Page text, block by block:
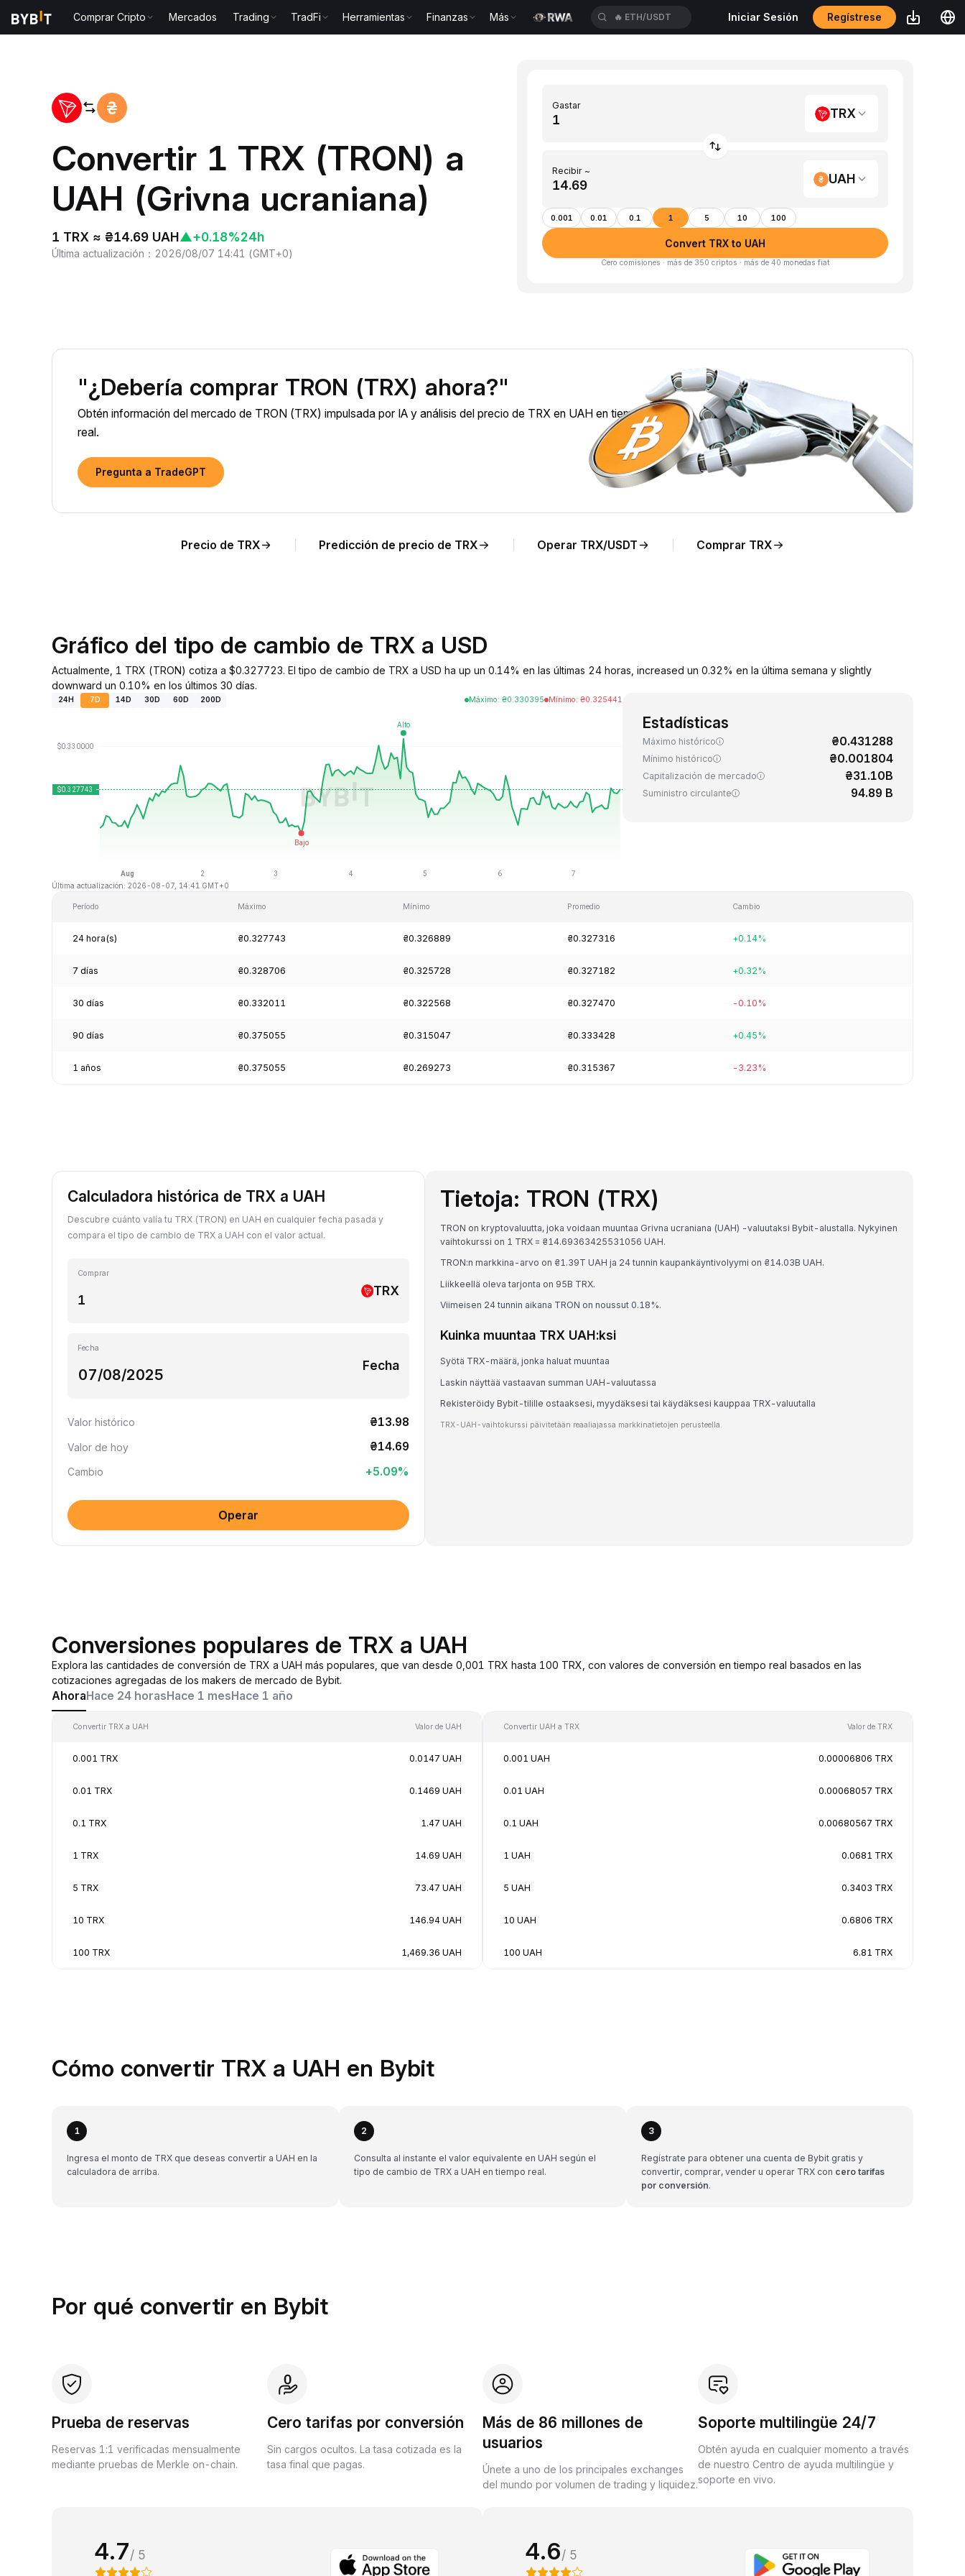
Comprar Cripto Mercados Trading TradFi Herramientas Finanzas Más 🔥 ETH/USDT Iniciar Sesión Regístrese
Convertir 1 TRX (TRON) a
UAH (Grivna ucraniana)
1 TRX ≈ ₴14.69 UAH▲+0.18%24h
Última actualización ： 2026/08/07 14:41 (GMT+0)
Gastar
TRX
Recibir ~
UAH
0.001 0.01 0.1 1 5 10 100
Convert TRX to UAH
Cero comisiones · más de 350 criptos · más de 40 monedas fiat
"¿Debería comprar TRON (TRX) ahora?"
Obtén información del mercado de TRON (TRX) impulsada por IA y análisis del precio de TRX en UAH en tiempo
real.
Pregunta a TradeGPT
Precio de TRX Predicción de precio de TRX Operar TRX/USDT Comprar TRX
Gráfico del tipo de cambio de TRX a USD
Actualmente, 1 TRX (TRON) cotiza a $0.327723. El tipo de cambio de TRX a USD ha up un 0.14% en las últimas 24 horas, increased un 0.32% en la última semana y slightly
downward un 0.10% en los últimos 30 días.
24H 7D 14D 30D 60D 200D Máximo: ₴0.330395 Mínimo: ₴0.325441
Última actualización: 2026-08-07, 14:41 GMT+0
Estadísticas
Máximo histórico ₴0.431288
Mínimo histórico ₴0.001804
Capitalización de mercado ₴31.10B
Suministro circulante 94.89 B
Período Máximo Mínimo Promedio Cambio
24 hora(s) ₴0.327743 ₴0.326889 ₴0.327316 +0.14%
7 días ₴0.328706 ₴0.325728 ₴0.327182 +0.32%
30 días ₴0.332011 ₴0.322568 ₴0.327470 -0.10%
90 días ₴0.375055 ₴0.315047 ₴0.333428 +0.45%
1 años ₴0.375055 ₴0.269273 ₴0.315367 -3.23%
Calculadora histórica de TRX a UAH
Descubre cuánto valía tu TRX (TRON) en UAH en cualquier fecha pasada y
compara el tipo de cambio de TRX a UAH con el valor actual.
Comprar
TRX
Fecha
Fecha
Valor histórico ₴13.98
Valor de hoy ₴14.69
Cambio +5.09%
Operar
Tietoja: TRON (TRX)
TRON on kryptovaluutta, joka voidaan muuntaa Grivna ucraniana (UAH) -valuutaksi Bybit-alustalla. Nykyinen
vaihtokurssi on 1 TRX = ₴14.69363425531056 UAH.
TRON:n markkina-arvo on ₴1.39T UAH ja 24 tunnin kaupankäyntivolyymi on ₴14.03B UAH.
Liikkeellä oleva tarjonta on 95B TRX.
Viimeisen 24 tunnin aikana TRON on noussut 0.18%.
Kuinka muuntaa TRX UAH:ksi
Syötä TRX-määrä, jonka haluat muuntaa
Laskin näyttää vastaavan summan UAH-valuutassa
Rekisteröidy Bybit-tilille ostaaksesi, myydäksesi tai käydäksesi kauppaa TRX-valuutalla
TRX-UAH-vaihtokurssi päivitetään reaaliajassa markkinatietojen perusteella.
Conversiones populares de TRX a UAH
Explora las cantidades de conversión de TRX a UAH más populares, que van desde 0,001 TRX hasta 100 TRX, con valores de conversión en tiempo real basados en las
cotizaciones agregadas de los makers de mercado de Bybit.
AhoraHace 24 horasHace 1 mesHace 1 año
Convertir TRX a UAH Valor de UAH
0.001 TRX 0.0147 UAH
0.01 TRX 0.1469 UAH
0.1 TRX 1.47 UAH
1 TRX 14.69 UAH
5 TRX 73.47 UAH
10 TRX 146.94 UAH
100 TRX 1,469.36 UAH
Convertir UAH a TRX Valor de TRX
0.001 UAH 0.00006806 TRX
0.01 UAH 0.00068057 TRX
0.1 UAH 0.00680567 TRX
1 UAH 0.0681 TRX
5 UAH 0.3403 TRX
10 UAH 0.6806 TRX
100 UAH 6.81 TRX
Cómo convertir TRX a UAH en Bybit
1
Ingresa el monto de TRX que deseas convertir a UAH en la
calculadora de arriba.
2
Consulta al instante el valor equivalente en UAH según el
tipo de cambio de TRX a UAH en tiempo real.
3
Regístrate para obtener una cuenta de Bybit gratis y
convertir, comprar, vender u operar TRX con cero tarifas
por conversión.
Por qué convertir en Bybit
Prueba de reservas
Reservas 1:1 verificadas mensualmente
mediante pruebas de Merkle on-chain.
Cero tarifas por conversión
Sin cargos ocultos. La tasa cotizada es la
tasa final que pagas.
Más de 86 millones de
usuarios
Únete a uno de los principales exchanges
del mundo por volumen de trading y liquidez.
Soporte multilingüe 24/7
Obtén ayuda en cualquier momento a través
de nuestro Centro de ayuda multilingüe y
soporte en vivo.
4.7/ 5 4.6/ 5